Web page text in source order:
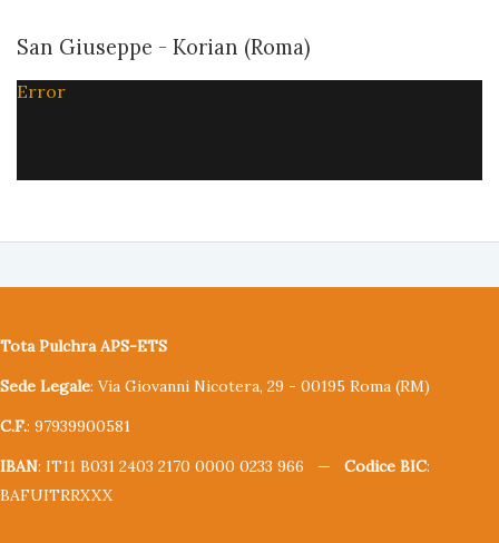
San Giuseppe - Korian (Roma)
Error
Tota Pulchra APS-ETS
Sede Legale: Via Giovanni Nicotera, 29 - 00195 Roma (RM)
C.F.: 97939900581
IBAN: IT11 B031 2403 2170 0000 0233 966 — Codice BIC:
BAFUITRRXXX